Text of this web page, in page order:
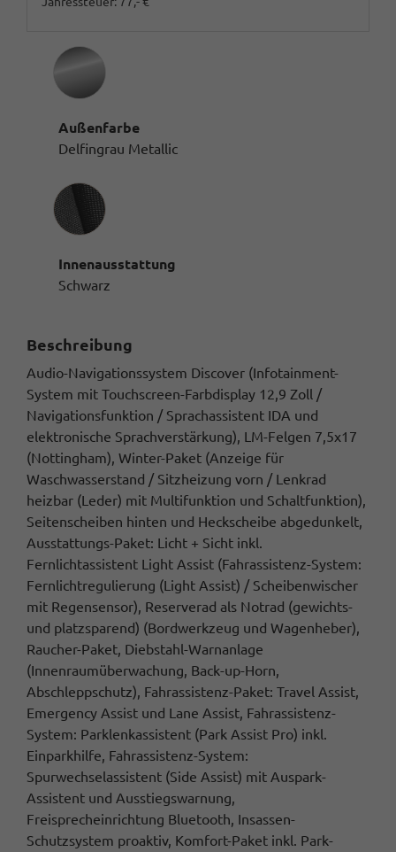
Außenfarbe
Delfingrau Metallic
Innenausstattung
Innenausstattung
Schwarz
Beschreibung
Audio-Navigationssystem Discover (Infotainment-
System mit Touchscreen-Farbdisplay 12,9 Zoll /
Navigationsfunktion / Sprachassistent IDA und
elektronische Sprachverstärkung), LM-Felgen 7,5x17
(Nottingham), Winter-Paket (Anzeige für
Waschwasserstand / Sitzheizung vorn / Lenkrad
heizbar (Leder) mit Multifunktion und Schaltfunktion),
Seitenscheiben hinten und Heckscheibe abgedunkelt,
Ausstattungs-Paket: Licht + Sicht inkl.
Fernlichtassistent Light Assist (Fahrassistenz-System:
Fernlichtregulierung (Light Assist) / Scheibenwischer
mit Regensensor), Reserverad als Notrad (gewichts-
und platzsparend) (Bordwerkzeug und Wagenheber),
Raucher-Paket, Diebstahl-Warnanlage
(Innenraumüberwachung, Back-up-Horn,
Abschleppschutz), Fahrassistenz-Paket: Travel Assist,
Emergency Assist und Lane Assist, Fahrassistenz-
System: Parklenkassistent (Park Assist Pro) inkl.
Einparkhilfe, Fahrassistenz-System:
Spurwechselassistent (Side Assist) mit Auspark-
Assistent und Ausstiegswarnung,
Freisprecheinrichtung Bluetooth, Insassen-
Schutzsystem proaktiv, Komfort-Paket inkl. Park-